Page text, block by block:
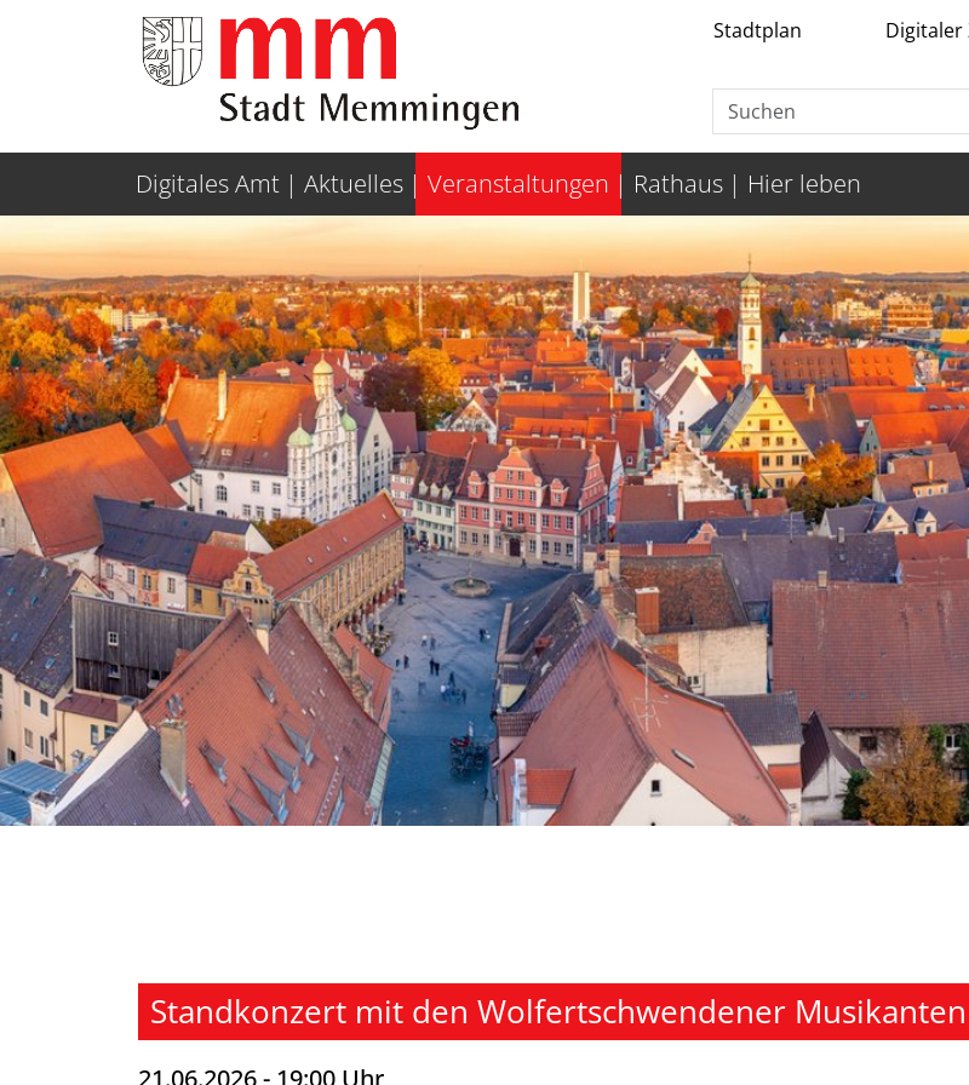
Weiter zur Navigation Weiter zum Inhalt Stadtplan Digitaler
Digitales Amt Aktuelles Veranstaltungen Rathaus Hier leben
Standkonzert mit den Wolfertschwendener Musikanten
21.06.2026 - 19:00 Uhr